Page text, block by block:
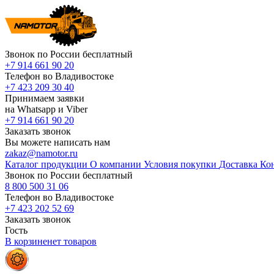
Звонок по России бесплатный
+7 914 661 90 20
Телефон во Владивостоке
+7 423 209 30 40
Принимаем заявки
на Whatsapp и Viber
+7 914 661 90 20
Заказать звонок
Вы можете написать нам
zakaz@namotor.ru
Каталог продукции О компании Условия покупки Доставка
Звонок по России бесплатный
8 800 500 31 06
Телефон во Владивостоке
+7 423 202 52 69
Заказать звонок
Гость
В корзиненет товаров